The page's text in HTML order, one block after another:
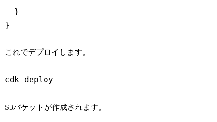
  }
}
これでデプロイします。
cdk deploy
S3バケットが作成されます。